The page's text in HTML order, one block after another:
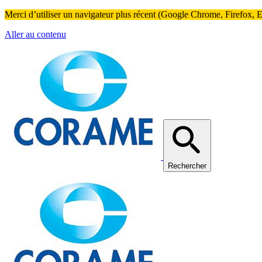
Merci d’utiliser un navigateur plus récent (Google Chrome, Firefox,
Aller au contenu
Rechercher